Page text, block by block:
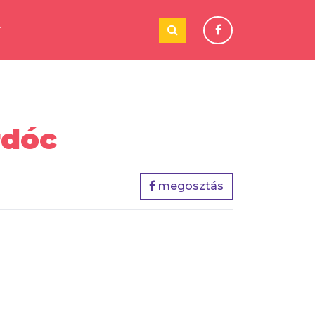
megosztás